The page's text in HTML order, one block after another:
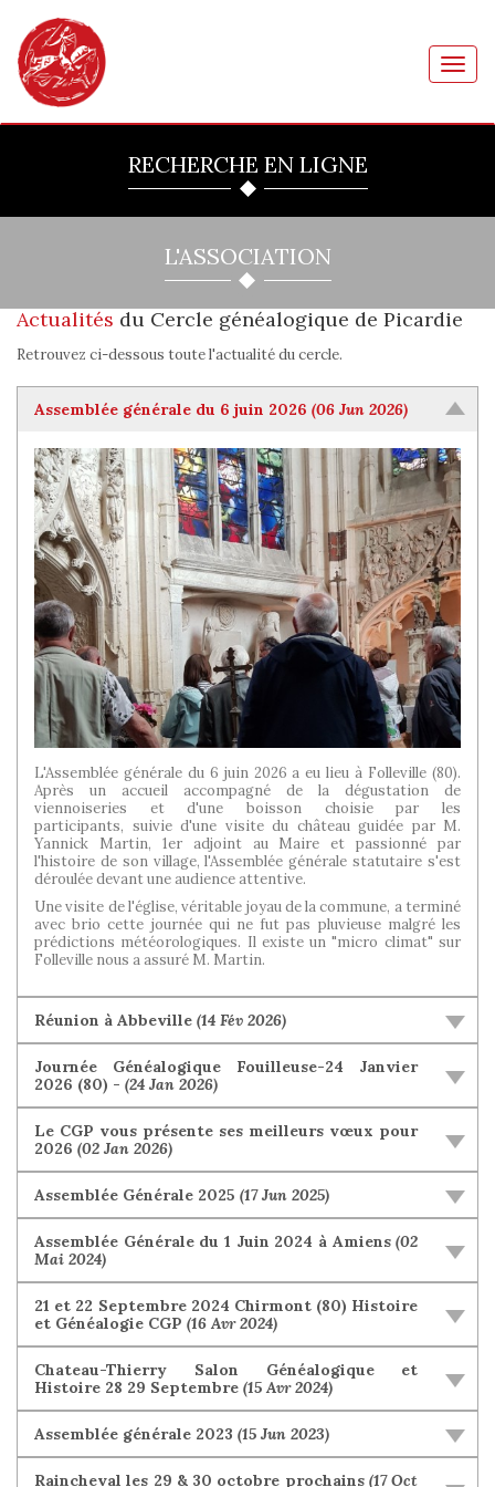
RECHERCHE EN LIGNE
L'ASSOCIATION
Actualités du Cercle généalogique de Picardie
Retrouvez ci-dessous toute l'actualité du cercle.
Assemblée générale du 6 juin 2026 (06 Jun 2026)
L'Assemblée générale du 6 juin 2026 a eu lieu à Folleville (80).
Après un accueil accompagné de la dégustation de
viennoiseries et d'une boisson choisie par les
participants, suivie d'une visite du château guidée par M.
Yannick Martin, 1er adjoint au Maire et passionné par
l'histoire de son village, l'Assemblée générale statutaire s'est
déroulée devant une audience attentive.
Une visite de l'église, véritable joyau de la commune, a terminé
avec brio cette journée qui ne fut pas pluvieuse malgré les
prédictions météorologiques. Il existe un "micro climat" sur
Folleville nous a assuré M. Martin.
Réunion à Abbeville (14 Fév 2026)
Journée Généalogique Fouilleuse-24 Janvier
2026 (80) - (24 Jan 2026)
Le CGP vous présente ses meilleurs vœux pour
2026 (02 Jan 2026)
Assemblée Générale 2025 (17 Jun 2025)
Assemblée Générale du 1 Juin 2024 à Amiens(02
Mai 2024)
21 et 22 Septembre 2024 Chirmont (80) Histoire
et Généalogie CGP (16 Avr 2024)
Chateau-Thierry Salon Généalogique et
Histoire 28 29 Septembre (15 Avr 2024)
Assemblée générale 2023 (15 Jun 2023)
Raincheval les 29 & 30 octobre prochains(17 Oct